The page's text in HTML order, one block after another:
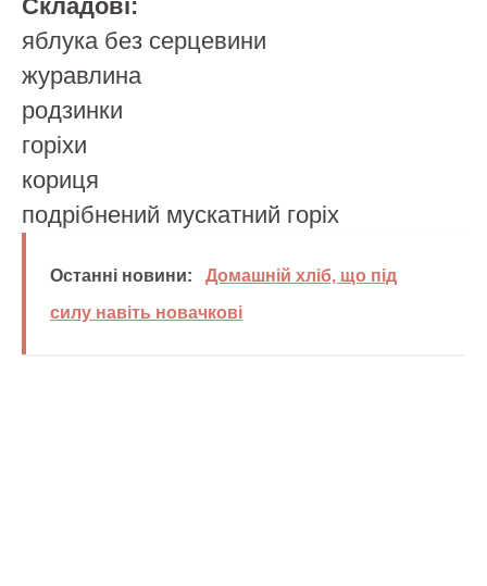
Складові:
яблука без серцевини
журавлина
родзинки
горіхи
кориця
подрібнений мускатний горіх
Останні новини:
Домашній хліб, що під
силу навіть новачкові